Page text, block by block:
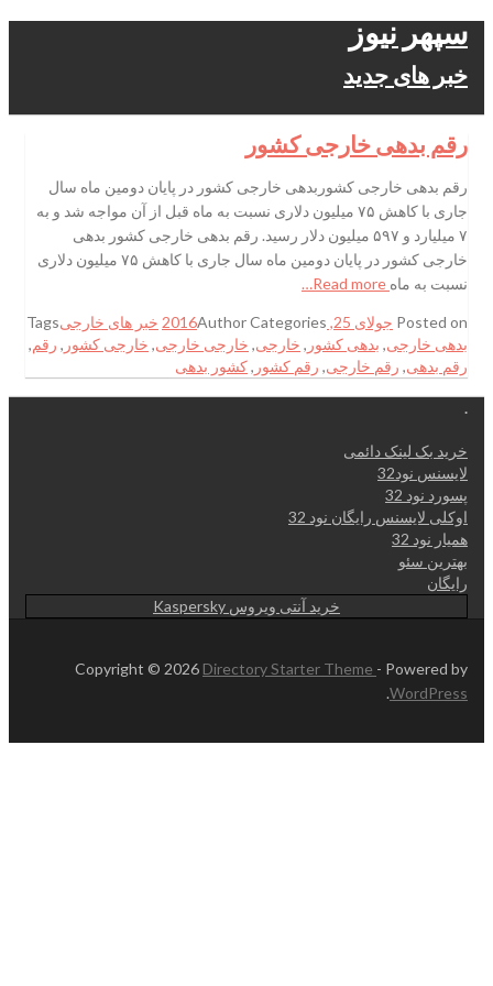
سپهر نیوز
خبر های جدید
رقم بدهی خارجی کشور
رقم بدهی خارجی کشوربدهی خارجی کشور در پایان دومین ماه سال
جاری با کاهش ۷۵ میلیون دلاری نسبت به ماه قبل از آن مواجه شد و به
۷ میلیارد و ۵۹۷ میلیون دلار رسید. رقم بدهی خارجی کشور بدهی
خارجی کشور در پایان دومین ماه سال جاری با کاهش ۷۵ میلیون دلاری
نسبت به ماه
Posted on جولای 25, 2016 AuthorCategories خبر های خارجیTags
بدهی خارجی, بدهی کشور , خارجی, خارجی خارجی, خارجی کشور , رقم,
رقم بدهی, رقم خارجی, رقم کشور ,کشور بدهی
.
خرید بک لینک دائمی
لایسنس نود32
پسورد نود 32
اوکلی لایسنس رایگان نود 32
همیار نود 32
بهترین سئو
رایگان
خرید آنتی ویروس Kaspersky
Copyright © 2026 Directory Starter Theme - Powered by
WordPress
.